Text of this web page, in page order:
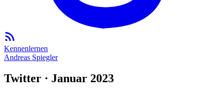
Kennenlernen
Andreas Spiegler
Twitter · Januar 2023